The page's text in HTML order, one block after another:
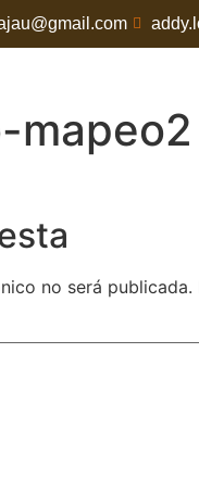
mapeo2
no será publicada.